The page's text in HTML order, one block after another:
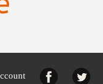
Facebook